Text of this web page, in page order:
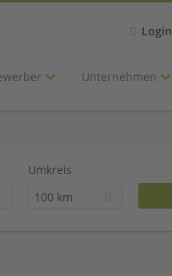
Login
Unternehmen
Umkreis
100 km